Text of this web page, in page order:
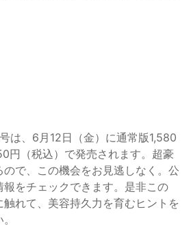
は、6月12日（金）に通常版1,580
円（税込）で発売されます。超豪
で、この機会をお見逃しなく。公
をチェックできます。是非この
れて、美容持久力を育むヒントを